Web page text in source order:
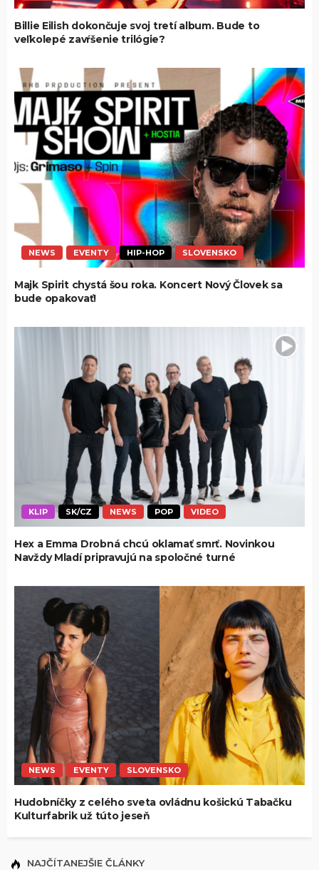
Billie Eilish dokončuje svoj tretí album. Bude to
veľkolepé zavŕšenie trilógie?
NEWS EVENTY HIP-HOP SLOVENSKO
Majk Spirit chystá šou roka. Koncert Nový Človek sa
bude opakovať!
KLIP SK/CZ NEWS POP VIDEO
Hex a Emma Drobná chcú oklamať smrť. Novinkou
Navždy Mladí pripravujú na spoločné turné
NEWS EVENTY SLOVENSKO
Hudobníčky z celého sveta ovládnu košickú Tabačku
Kulturfabrik už túto jeseň
NAJČÍTANEJŠIE ČLÁNKY